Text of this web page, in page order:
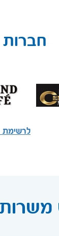
חברות
לרשימת